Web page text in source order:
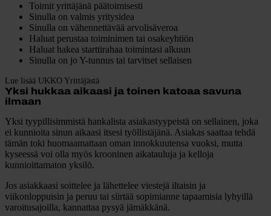
Toimit yrittäjänä päätoimisesti
Sinulla on valmis yritysidea
Sinulla on vähennettävää arvolisäveroa
Haluat perustaa toiminimen tai osakeyhtiön
Haluat hakea starttirahaa toimintasi alkuun
Sinulla on jo Y-tunnus tai tarvitset sellaisen
Lue lisää UKKO Yrittäjästä
Yksi hukkaa aikaasi ja toinen katoaa savuna
ilmaan
Yksi tyypillisimmistä hankalista asiakastyypeistä on sellainen, joka
ei kunnioita sinun aikaasi itsesi työllistäjänä. Asiakas saattaa tehdä
tämän toki huomaamattaan oman innokkuutensa vuoksi, mutta
kyseessä voi olla myös krooninen aikatauluja ja kelloja
kunnioittamaton yksilö.
Jos asiakkaasi soittelee ja lähettelee viestejä iltaisin ja
viikonloppuisin ja peruu tai siirtää sopimianne tapaamisia lyhyillä
varoitusajoilla, kannattaa pysyä jämäkkänä.